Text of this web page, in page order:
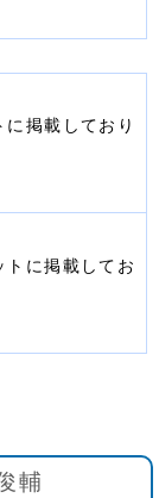
掲載しており
トに掲載してお
輔